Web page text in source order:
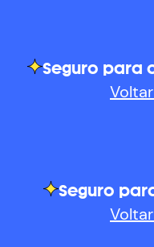
Seguro para
Seguro